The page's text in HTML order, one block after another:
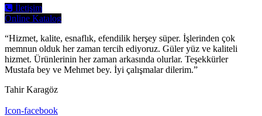
İletişim
Online Katalog
“Hizmet, kalite, esnaflık, efendilik herşey süper. İşlerinden çok
memnun olduk her zaman tercih ediyoruz. Güler yüz ve kaliteli
hizmet. Ürünlerinin her zaman arkasında olurlar. Teşekkürler
Mustafa bey ve Mehmet bey. İyi çalışmalar dilerim.”
Tahir Karagöz
Icon-facebook